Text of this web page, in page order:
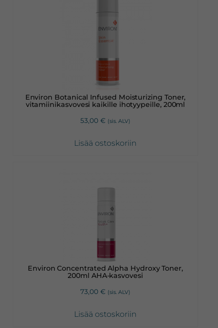
Environ Botanical Infused Moisturizing Toner,
vitamiinikasvovesi kaikille ihotyypeille, 200ml
53,00 € (sis. ALV)
Lisää ostoskoriin
Environ Concentrated Alpha Hydroxy Toner,
200ml AHA-kasvovesi
73,00 € (sis. ALV)
Lisää ostoskoriin